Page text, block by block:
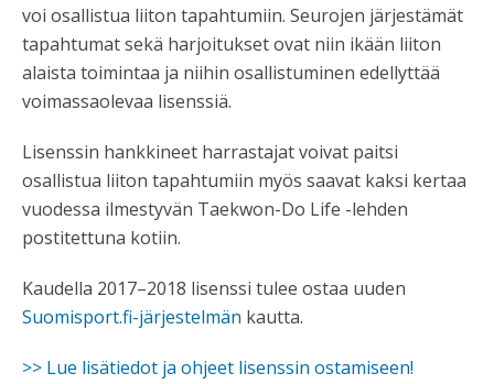
voi osallistua liiton tapahtumiin. Seurojen järjestämät
tapahtumat sekä harjoitukset ovat niin ikään liiton
alaista toimintaa ja niihin osallistuminen edellyttää
voimassaolevaa lisenssiä.
Lisenssin hankkineet harrastajat voivat paitsi
osallistua liiton tapahtumiin myös saavat kaksi kertaa
vuodessa ilmestyvän Taekwon-Do Life -lehden
postitettuna kotiin.
Kaudella 2017–2018 lisenssi tulee ostaa uuden
Suomisport.fi-järjestelmän kautta.
>> Lue lisätiedot ja ohjeet lisenssin ostamiseen!